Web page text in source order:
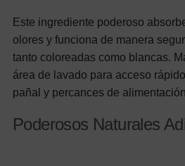
Este ingrediente poderoso
olores y funciona de manera
tanto coloreadas como blancas.
área de lavado para acceso
pañal y percances de
Poderosos Naturales